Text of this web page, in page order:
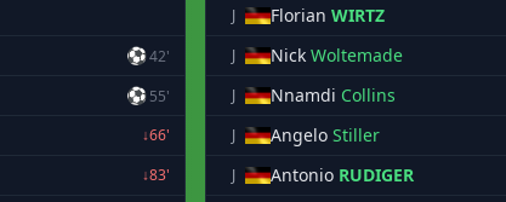
⚽42'
⚽ 55'
↓66'
↓83'
J Florian WIRTZ
J Nick Woltemade
J Nnamdi Collins
J
Angelo Stiller
J
Antonio RUDIGER